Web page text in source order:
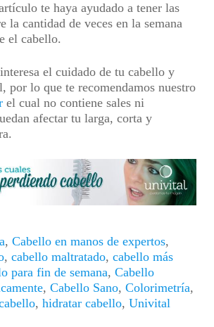
te haya ayudado a tener las
la cantidad de veces en la semana
el cabello.
el cuidado de tu cabello y
por lo que te recomendamos nuestro
el cual no contiene sales ni
afectar tu larga, corta y
, Cabello en manos de expertos,
, cabello maltratado, cabello más
para fin de semana, Cabello
, Cabello Sano, Colorimetría,
, hidratar cabello, Univital